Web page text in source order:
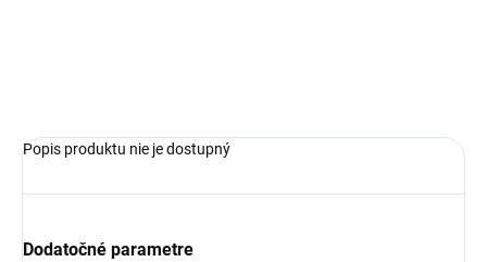
Popis produktu nie je dostupný
Dodatočné parametre